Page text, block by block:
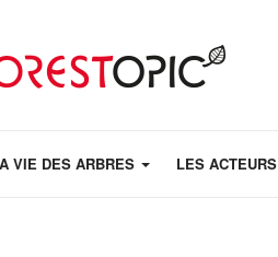
VIE DES ARBRES LES ACTEURS